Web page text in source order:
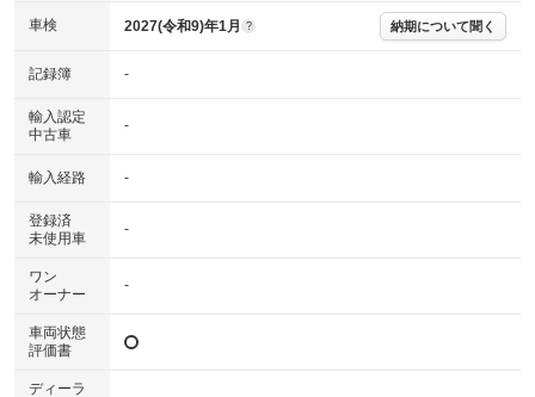
車検 2027(令和9)年1月 ? 納期について聞く
記録簿 -
輸入認定
中古車
-
輸入経路 -
登録済
未使用車
-
ワン
オーナー
-
車両状態
評価書
ディーラ